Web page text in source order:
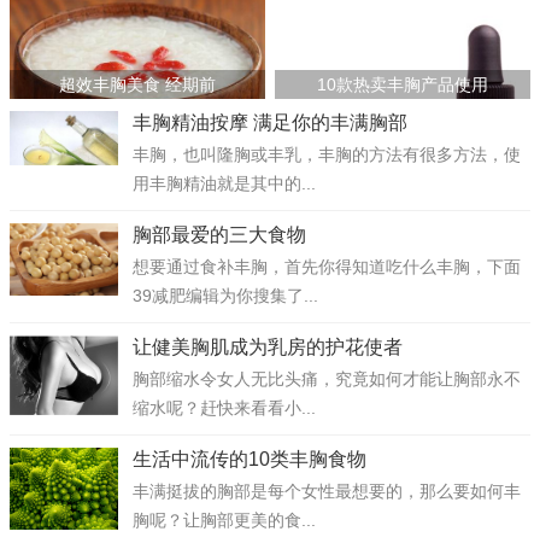
超效丰胸美食 经期前 10款热卖丰胸产品使用
丰胸精油按摩 满足你的丰满胸部
丰胸，也叫隆胸或丰乳，丰胸的方法有很多方法，使
用丰胸精油就是其中的...
胸部最爱的三大食物
想要通过食补丰胸，首先你得知道吃什么丰胸，下面
39减肥编辑为你搜集了...
让健美胸肌成为乳房的护花使者
胸部缩水令女人无比头痛，究竟如何才能让胸部永不
缩水呢？赶快来看看小...
生活中流传的10类丰胸食物
丰满挺拔的胸部是每个女性最想要的，那么要如何丰
胸呢？让胸部更美的食...